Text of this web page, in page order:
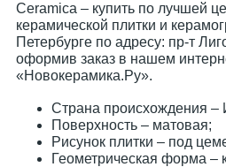
Ceramica – купить по лучшей
керамической плитки и
Петербурге по адресу: пр-т
оформив заказ в нашем
«Новокерамика.Ру».
Страна происхождения –
Поверхность – матовая;
Рисунок плитки – под
Геометрическая форма –